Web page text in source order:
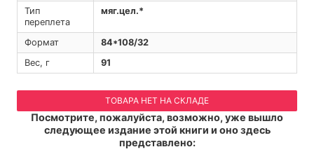
Тип
переплета
мяг.цел.*
Формат
84*108/32
Вес, г
91
ТОВАРА НЕТ НА СКЛАДЕ
Посмотрите, пожалуйста, возможно, уже вышло
следующее издание этой книги и оно здесь
представлено: